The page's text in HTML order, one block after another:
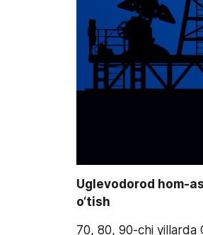
Uglevodorod hom-
o‘tish
70, 80, 90-chi yillarda